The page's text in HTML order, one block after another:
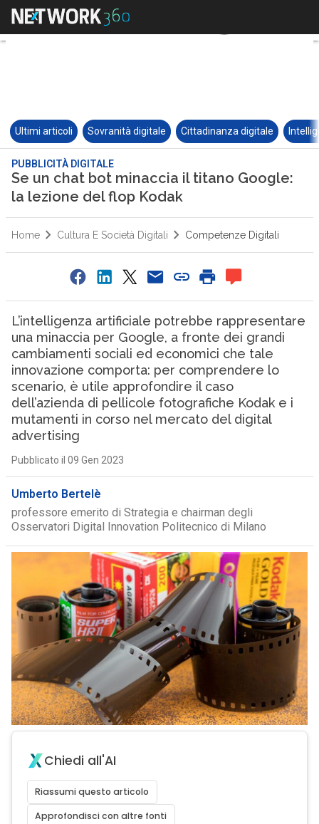
Ultimi articoli Sovranità digitale Cittadinanza digitale
PUBBLICITÀ DIGITALE
Se un chat bot minaccia il titano Google:
la lezione del flop Kodak
Home Cultura E Società Digitali Competenze Digitali
L’intelligenza artificiale potrebbe rappresentare
una minaccia per Google, a fronte dei grandi
cambiamenti sociali ed economici che tale
innovazione comporta: per comprendere lo
scenario, è utile approfondire il caso
dell’azienda di pellicole fotografiche Kodak e i
mutamenti in corso nel mercato del digital
advertising
Pubblicato il 09 Gen 2023
Umberto Bertelè
professore emerito di Strategia e chairman degli
Osservatori Digital Innovation Politecnico di Milano
Chiedi all'AI
Riassumi questo articolo
Approfondisci con altre fonti